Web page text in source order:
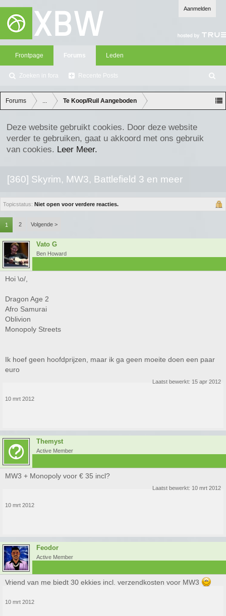
Aanmelden
Frontpage Forums
Zoeken in fora Recente Posts
Leden
oe
ke
n
Forums ... Te Koop/Ruil Aangeboden
Deze website gebruikt cookies. Door deze website
verder te gebruiken, gaat u akkoord met ons gebruik
van cookies. Leer Meer.
[360] Skyrim, MW3, Battlefield 3 en meer
Topicstatus: Niet open voor verdere reacties.
1 2 Volgende >
Vato G
Ben Howard
Hoi \o/,
Dragon Age 2
Afro Samurai
Oblivion
Monopoly Streets
Ik hoef geen hoofdprijzen, maar ik ga geen moeite doen een paar
euro
Laatst bewerkt: 15 apr 2012
10 mrt 2012
Themyst
Active Member
MW3 + Monopoly voor € 35 incl?
Laatst bewerkt: 10 mrt 2012
10 mrt 2012
Feodor
Active Member
Vriend van me biedt 30 ekkies incl. verzendkosten voor MW3
10 mrt 2012